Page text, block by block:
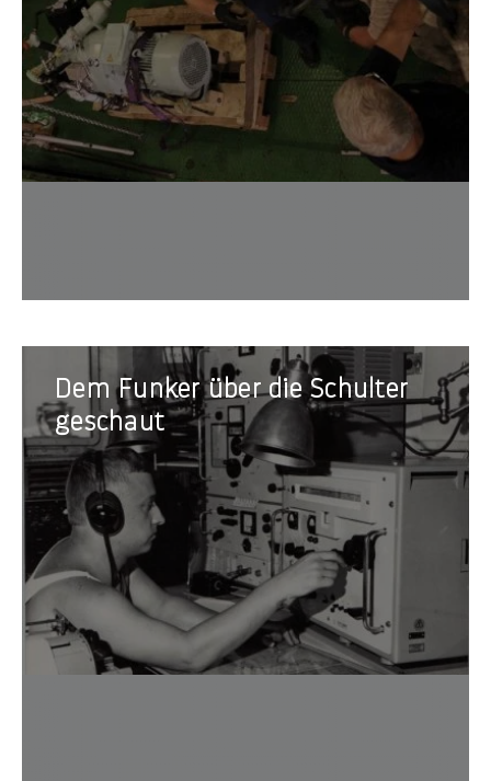
Funker
über
die
Schulter
geschaut
Dem Funker über die Schulter
geschaut